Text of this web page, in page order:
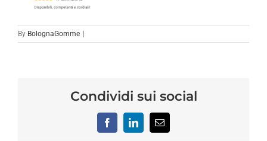
By BolognaGomme
Condividi sui social
FacebookLinkedInEmail